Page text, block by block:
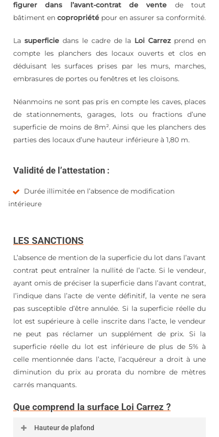
figurer dans l’avant-contrat de vente de tout
bâtiment en copropriétépour en assurer sa conformité.
La superficiedans le cadre de la Loi Carrezprend en
compte les planchers des locaux ouverts et clos en
déduisant les surfaces prises par les murs, marches,
embrasures de portes ou fenêtres et les cloisons.
Néanmoins ne sont pas pris en compte les caves, places
de stationnements, garages, lots ou fractions d’une
superficie de moins de 8m². Ainsi que les planchers des
parties des locaux d’une hauteur inférieure à 1,80 m.
Validité de l’attestation :
Durée illimitée en l’absence de modification
intérieure
LES SANCTIONS
L’absence de mention de la superficie du lot dans l’avant
contrat peut entraîner la nullité de l’acte. Si le vendeur,
ayant omis de préciser la superficie dans l’avant contrat,
l’indique dans l’acte de vente définitif, la vente ne sera
pas susceptible d’être annulée. Si la superficie réelle du
lot est supérieure à celle inscrite dans l’acte, le vendeur
ne peut pas réclamer un supplément de prix. Si la
superficie réelle du lot est inférieure de plus de 5% à
celle mentionnée dans l’acte, l’acquéreur a droit à une
diminution du prix au prorata du nombre de mètres
carrés manquants.
Que comprend la surface Loi Carrez ?
Hauteur de plafond